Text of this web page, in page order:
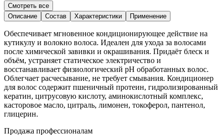
Смотреть все
Описание
Состав Характеристики Применение
Обеспечивает мгновенное кондиционирующее действие на
кутикулу и волокно волоса. Идеален для ухода за волосами
после химической завивки и окрашивания. Придаёт блеск и
объём, устраняет статическое электричество и
восстанавливает физиологический рН обработанных волос.
Облегчает расчесывание, не требует смывания. Кондиционер
для волос содержит пшеничный протеин, гидролизированный
кератин, цитрусовую кислоту, аминокислотный комплекс,
касторовое масло, цитраль, лимонен, токоферол, пантенол,
глицерин.
Продажа профессионалам